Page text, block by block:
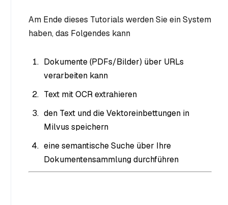
Am Ende dieses Tutorials werden Sie ein System
haben, das Folgendes kann
Dokumente (PDFs/Bilder) über URLs
verarbeiten kann
Text mit OCR extrahieren
den Text und die Vektoreinbettungen in
Milvus speichern
eine semantische Suche über Ihre
Dokumentensammlung durchführen